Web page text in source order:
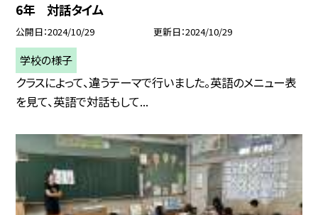
6年 対話タイム
公開日 2024/10/29 更新日 2024/10/29
学校の様子
クラスによって、違うテーマで行いました。英語のメニュー表
を見て、英語で対話もして...